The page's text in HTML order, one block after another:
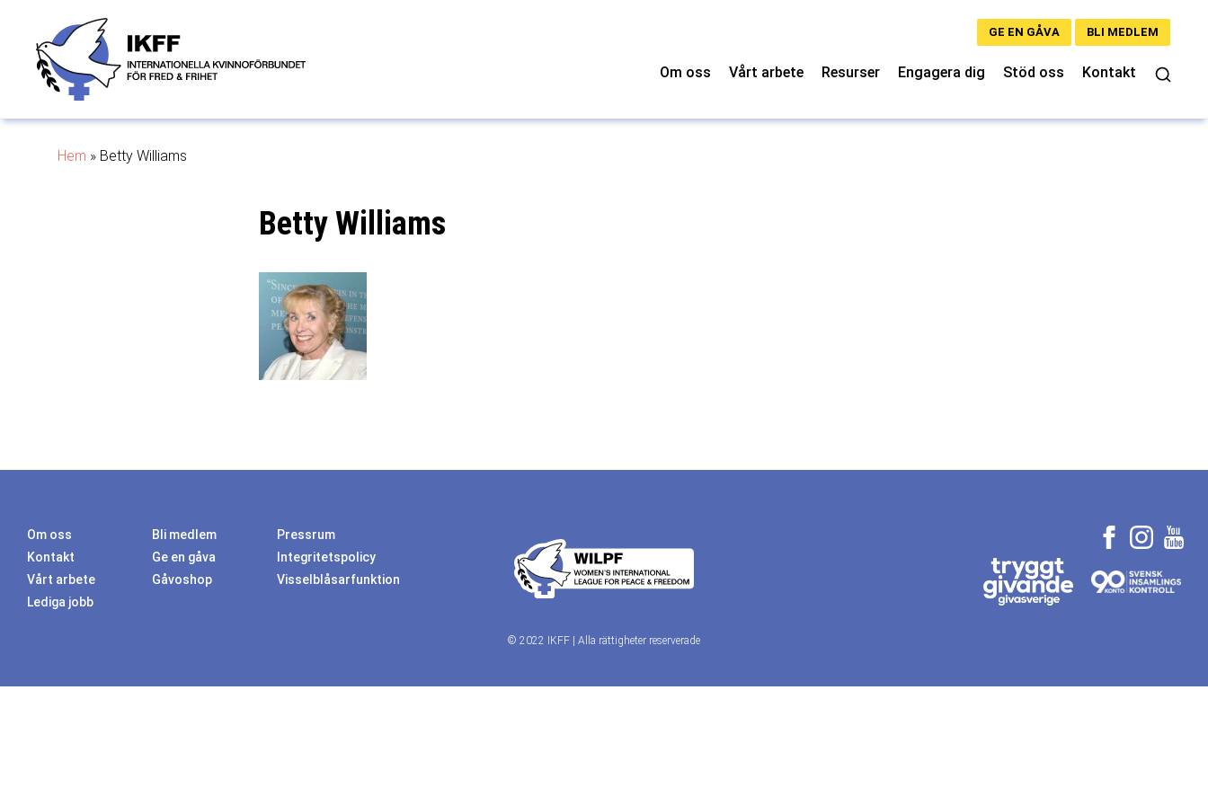
BLI MEDLEM
GE EN GÅVA
Om oss Vårt arbete Resurser Engagera dig Stöd oss Kontakt
Hem » Betty Williams
Betty Williams
Om oss Bli medlem
Pressrum
Kontakt
Ge en gåva
Integritetspolicy
Vårt arbete
Gåvoshop
Visselblåsarfunktion
Lediga jobb
© 2022 IKFF | Alla rättigheter reserverade